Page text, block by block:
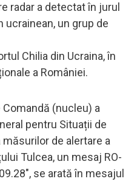
radar a detectat în jurul
ucrainean, un grup de
Chilia din Ucraina, în
a României.
(nucleu) a
pentru Situații de
de alertare a
Tulcea, un mesaj RO-
se arată în mesajul